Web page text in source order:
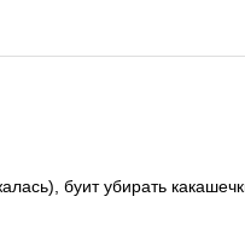
буит убирать